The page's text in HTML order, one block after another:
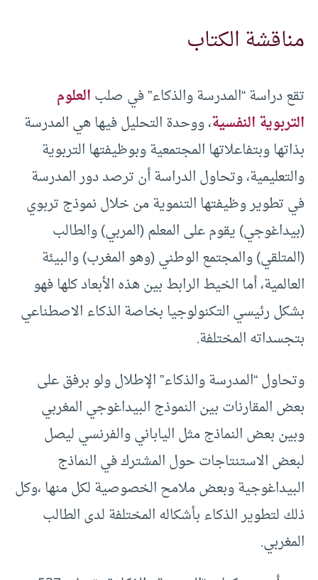
مناقشة الكتاب
تقع دراسة “المدرسة والذكاء” في صلبالعلوم
التربوية النفسية، ووحدة التحليل فيها هي المدرسة
بذاتها وبتفاعلاتها المجتمعية وبوظيفتها التربوية
والتعليمية، وتحاول الدراسة أن ترصد دور المدرسة
في تطوير وظيفتها التنموية من خلال نموذج تربوي
(بيداغوجي) يقوم على المعلم (المربي) والطالب
(المتلقي) والمجتمع الوطني (وهو المغرب) والبيئة
العالمية، أما الخيط الرابط بين هذه الأبعاد كلها فهو
بشكل رئيسي التكنولوجيا بخاصة الذكاء الاصطناعي
بتجسداته المختلفة.
وتحاول “المدرسة والذكاء” الإطلال ولو برفق على
بعض المقارنات بين النموذج البيداغوجي المغربي
وبين بعض النماذج مثل الياباني والفرنسي ليصل
لبعض الاستنتاجات حول المشترك في النماذج
البيداغوجية وبعض ملامح الخصوصية لكل منها ،وكل
ذلك لتطوير الذكاء بأشكاله المختلفة لدى الطالب
المغربي.